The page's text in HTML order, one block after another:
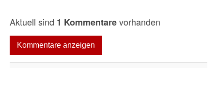
Aktuell sind 1 Kommentarevorhanden
Kommentare anzeigen